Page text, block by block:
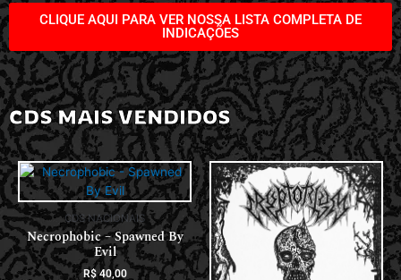
CLIQUE AQUI PARA VER NOSSA LISTA COMPLETA DE
INDICAÇÕES
CDS MAIS VENDIDOS
CDS NACIONAIS
Necrophobic – Spawned By
Evil
R$40,00